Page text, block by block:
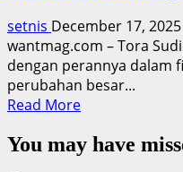
setnis December 17, 2025
wantmag.com – Tora
dengan perannya dalam
perubahan besar...
Read MoreRead
about
You may have